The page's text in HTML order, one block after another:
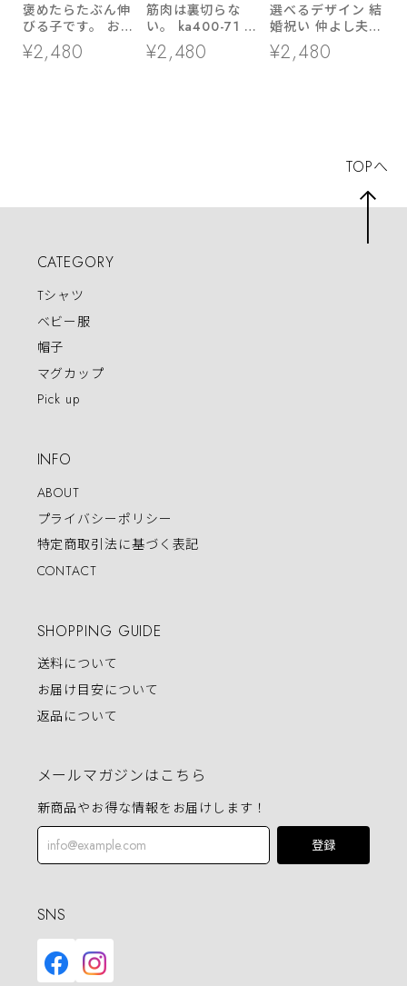
褒めたらたぶん伸
びる子です。 おも
しろ 漢字Tシャツ
ka400-02
¥2,480
筋肉は裏切らな
い。 ka400-71 筋
トレ・ダイエット
おもしろ 漢字Tシ
¥2,480
選べるデザイン 結
婚祝い 仲よし夫婦
Tシャツ ka500-
44 よめ だんな つ
¥2,480
CATEGORY
Tシャツ
ベビー服
帽子
マグカップ
Pick up
INFO
ABOUT
プライバシーポリシー
特定商取引法に基づく表記
CONTACT
SHOPPING GUIDE
送料について
お届け目安について
返品について
メールマガジンはこちら
新商品やお得な情報をお届けします！
登録
SNS
TOPへ